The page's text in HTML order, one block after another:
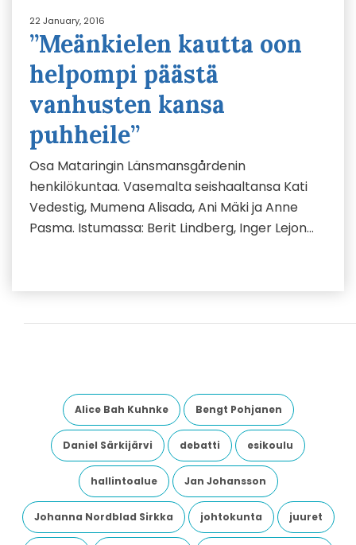
22 January, 2016
”Meänkielen kautta oon
helpompi päästä
vanhusten kansa
puhheile”
Osa Mataringin Länsmansgårdenin
henkilökuntaa. Vasemalta seishaaltansa Kati
Vedestig, Mumena Alisada, Ani Mäki ja Anne
Pasma. Istumassa: Berit Lindberg, Inger Lejon…
Alice Bah Kuhnke Bengt Pohjanen
Daniel Särkijärvi debatti esikoulu
hallintoalue Jan Johansson
Johanna Nordblad Sirkka johtokunta juuret